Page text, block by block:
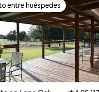
los huéspedes más
entre huéspedes